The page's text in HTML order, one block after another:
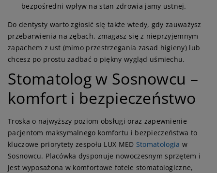
bezpośredni wpływ na stan zdrowia jamy ustnej.
Do dentysty warto zgłosić się także wtedy, gdy zauważysz
przebarwienia na zębach, zmagasz się z nieprzyjemnym
zapachem z ust (mimo przestrzegania zasad higieny) lub
chcesz po prostu zadbać o piękny wygląd uśmiechu.
Stomatolog w Sosnowcu –
komfort i bezpieczeństwo
Troska o najwyższy poziom obsługi oraz zapewnienie
pacjentom maksymalnego komfortu i bezpieczeństwa to
kluczowe priorytety zespołu LUX MED Stomatologia w
Sosnowcu. Placówka dysponuje nowoczesnym sprzętem i
jest wyposażona w komfortowe fotele stomatologiczne,